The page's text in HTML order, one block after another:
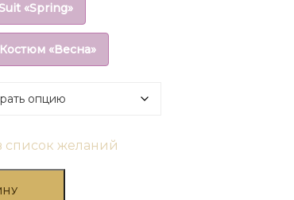
₽1,209.60
«Spring»
«Весна»
список желаний